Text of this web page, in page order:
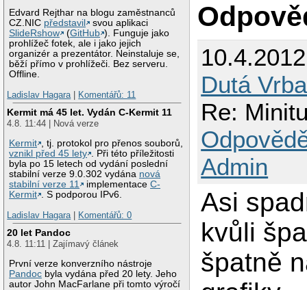
Edvard Rejthar na blogu zaměstnanců
CZ.NIC představil
svou aplikaci
SlideRshow
(GitHub ). Funguje jako
prohlížeč fotek, ale i jako jejich
organizér a prezentátor. Neinstaluje se,
běží přímo v prohlížeči. Bez serveru.
Offline.
Ladislav Hagara | Komentářů: 11
Kermit má 45 let. Vydán C-Kermit 11
4.8. 11:44 | Nová verze
Kermit
, tj. protokol pro přenos souborů,
vznikl před 45 lety
. Při této příležitosti
byla po 15 letech od vydání poslední
stabilní verze 9.0.302 vydána nová
stabilní verze 11
implementaceC-
Kermit
. S podporou IPv6.
Ladislav Hagara | Komentářů: 0
20 let Pandoc
4.8. 11:11 | Zajímavý článek
První verze konverzního nástroje
Pandoc byla vydána před 20 lety. Jeho
autor John MacFarlane při tomto výročí
Dutá
Re:
Admin
Asi
kvůli
špatně